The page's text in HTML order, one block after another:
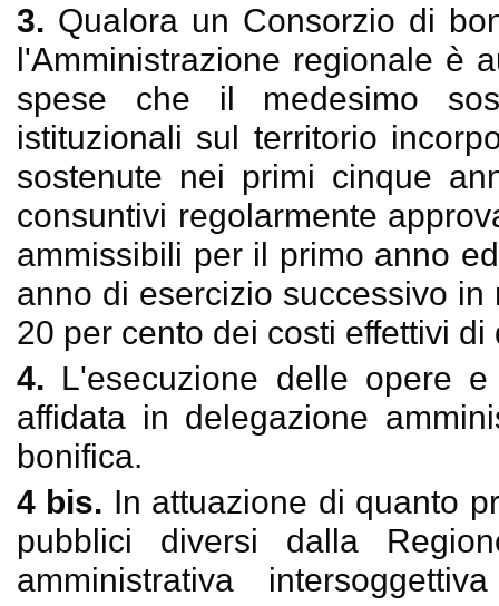
3. Qualora un Consorzio di
l'Amministrazione regionale è
spese che il medesimo
istituzionali sul territorio
sostenute nei primi cinque
consuntivi regolarmente
ammissibili per il primo anno
anno di esercizio successivo
20 per cento dei costi effettivi di
4. L'esecuzione delle opere
affidata in delegazione
bonifica.
4 bis. In attuazione di quanto
pubblici diversi dalla
amministrativa